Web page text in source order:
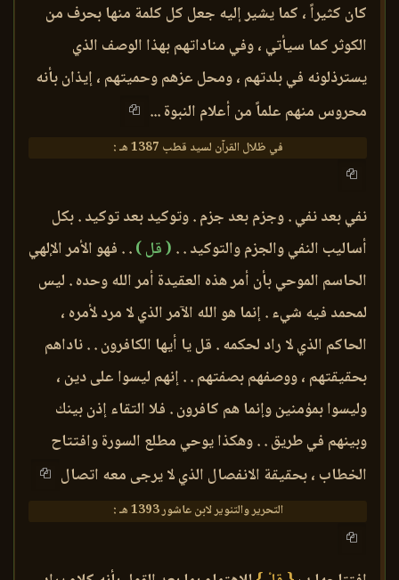
كان كثيراً ، كما يشير إليه جعل كل كلمة منها بحرف من
الكوثر كما سيأتي ، وفي مناداتهم بهذا الوصف الذي
يسترذلونه في بلدتهم ، ومحل عزهم وحميتهم ، إيذان بأنه
محروس منهم علماً من أعلام النبوة ...
في ظلال القرآن لسيد قطب 1387 هـ :
نفي بعد نفي . وجزم بعد جزم . وتوكيد بعد توكيد . بكل
أساليب النفي والجزم والتوكيد . . ( قل ). . فهو الأمر الإلهي
الحاسم الموحي بأن أمر هذه العقيدة أمر الله وحده . ليس
لمحمد فيه شيء . إنما هو الله الآمر الذي لا مرد لأمره ،
الحاكم الذي لا راد لحكمه . قل يا أيها الكافرون . . ناداهم
بحقيقتهم ، ووصفهم بصفتهم . . إنهم ليسوا على دين ،
وليسوا بمؤمنين وإنما هم كافرون . فلا التقاء إذن بينك
وبينهم في طريق . . وهكذا يوحي مطلع السورة وافتتاح
الخطاب ، بحقيقة الانفصال الذي لا يرجى معه اتصال
التحرير والتنوير لابن عاشور 1393 هـ :